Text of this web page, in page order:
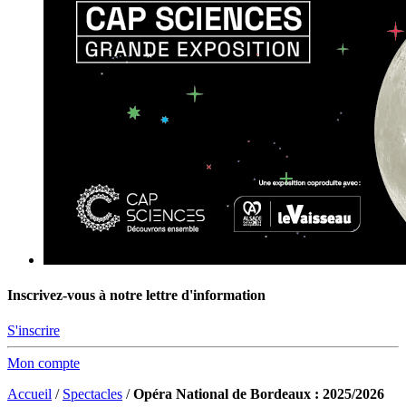
Inscrivez-vous à notre lettre d'information
S'inscrire
Mon compte
Accueil / Spectacles /Opéra National de Bordeaux : 2025/2026